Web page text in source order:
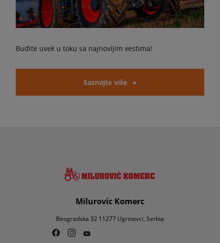
Budite uvek u toku sa najnovijim vestima!
Saznajte više
Milurovic Komerc
Beogradska 32 11277 Ugrinovci, Serbia